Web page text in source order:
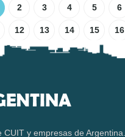
2 3 4 5 6
12 13 14 15 16
CUIT y empresas de Argentina.